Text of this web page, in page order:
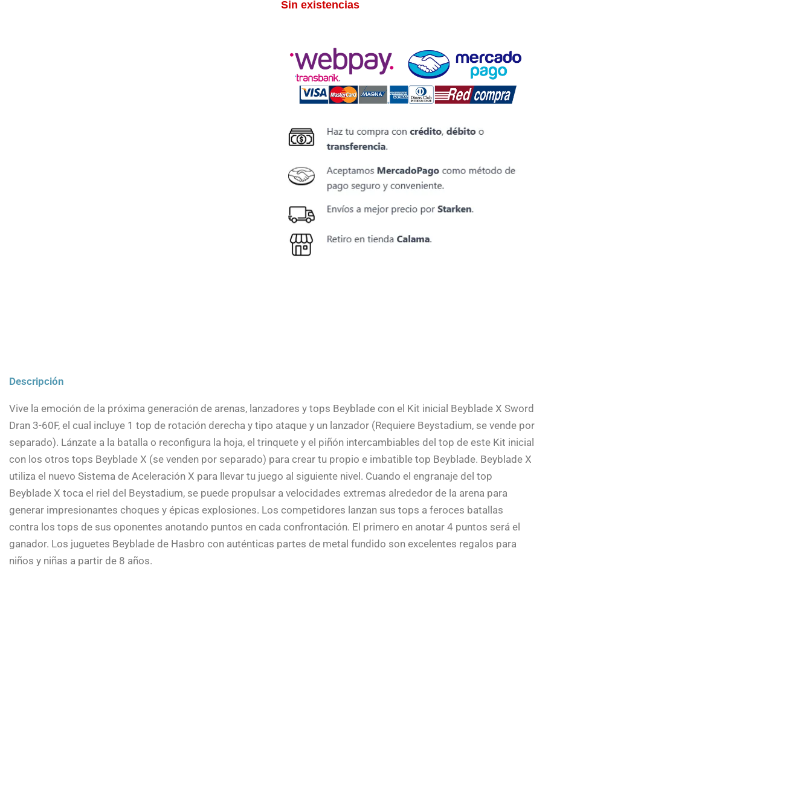
Sin existencias
Descripción
Vive la emoción de la próxima generación de arenas, lanzadores y tops Beyblade con el Kit inicial Beyblade X Sword
Dran 3-60F, el cual incluye 1 top de rotación derecha y tipo ataque y un lanzador (Requiere Beystadium, se vende por
separado). Lánzate a la batalla o reconfigura la hoja, el trinquete y el piñón intercambiables del top de este Kit inicial
con los otros tops Beyblade X (se venden por separado) para crear tu propio e imbatible top Beyblade. Beyblade X
utiliza el nuevo Sistema de Aceleración X para llevar tu juego al siguiente nivel. Cuando el engranaje del top
Beyblade X toca el riel del Beystadium, se puede propulsar a velocidades extremas alrededor de la arena para
generar impresionantes choques y épicas explosiones. Los competidores lanzan sus tops a feroces batallas
contra los tops de sus oponentes anotando puntos en cada confrontación. El primero en anotar 4 puntos será el
ganador. Los juguetes Beyblade de Hasbro con auténticas partes de metal fundido son excelentes regalos para
niños y niñas a partir de 8 años.